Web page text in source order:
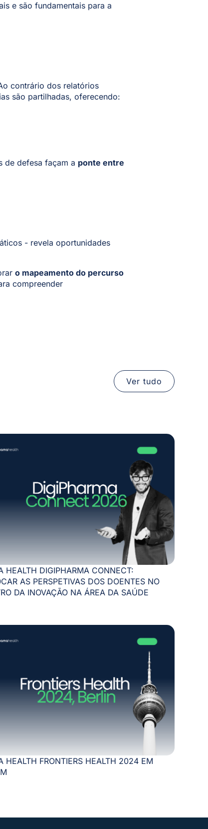
e são fundamentais para a
contrário dos relatórios
são partilhadas, oferecendo:
de defesa façam a ponte entre
- revela oportunidades
o mapeamento do percurso
compreender
Ver tudo
HEALTH DIGIPHARMA CONNECT:
AS PERSPETIVAS DOS DOENTES NO
DA INOVAÇÃO NA ÁREA DA SAÚDE
HEALTH FRONTIERS HEALTH 2024 EM